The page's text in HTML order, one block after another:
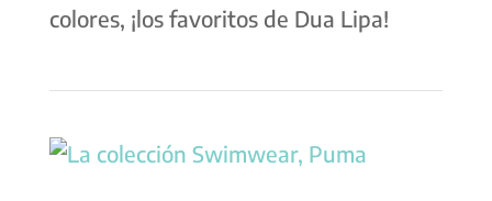
colores, ¡los favoritos de Dua Lipa!